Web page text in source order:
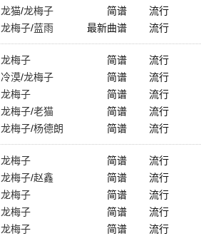
龙猫/龙梅子 简谱 流行
龙梅子/蓝雨 最新曲谱 流行
龙梅子 简谱 流行
冷漠/龙梅子 简谱 流行
龙梅子 简谱 流行
龙梅子/老猫 简谱 流行
龙梅子/杨德朗 简谱 流行
龙梅子 简谱 流行
龙梅子/赵鑫 简谱 流行
龙梅子 简谱 流行
龙梅子 简谱 流行
龙梅子 简谱 流行